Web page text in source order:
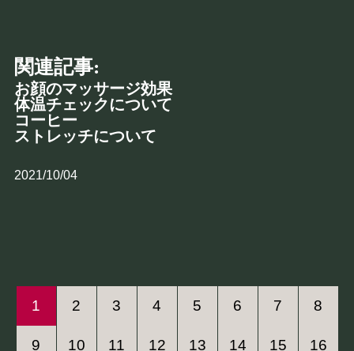
関連記事:
お顔のマッサージ効果
体温チェックについて
コーヒー
ストレッチについて
2021/10/04
1 2 3 4 5 6 7 8
9 10 11 12 13 14 15 16